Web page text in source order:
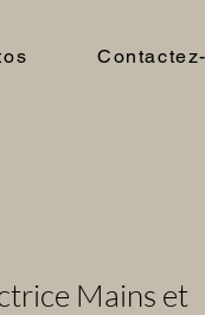
Mains et